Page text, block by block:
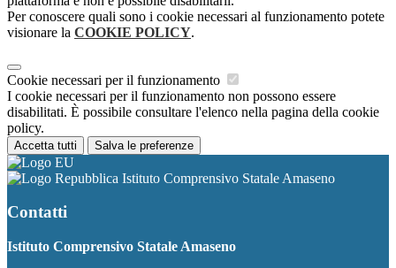
Per conoscere quali sono i cookie necessari al funzionamento potete
visionare la COOKIE POLICY.
Cookie necessari per il funzionamento
I cookie necessari per il funzionamento non possono essere
disabilitati. È possibile consultare l'elenco nella pagina della cookie
policy.
Accetta tutti Salva le preferenze
Istituto Comprensivo Statale Amaseno
Contatti
Istituto Comprensivo Statale Amaseno